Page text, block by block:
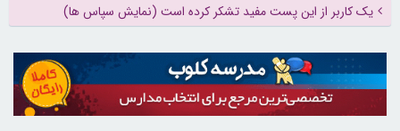
یک کاربر از این پست مفید تشکر کرده است (نمایش سپاس ها)